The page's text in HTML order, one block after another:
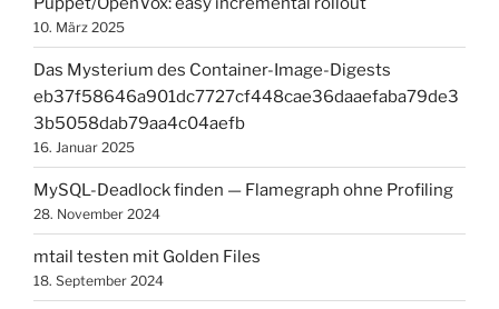
10. März 2025
Das Mysterium des Container-Image-Digests
eb37f58646a901dc7727cf448cae36daaefaba79de3
3b5058dab79aa4c04aefb
16. Januar 2025
MySQL-Deadlock finden — Flamegraph ohne Profiling
28. November 2024
mtail testen mit Golden Files
18. September 2024